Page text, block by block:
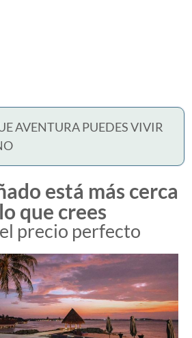
AVENTURA PUEDES VIVIR
está más cerca
que crees
precio perfecto